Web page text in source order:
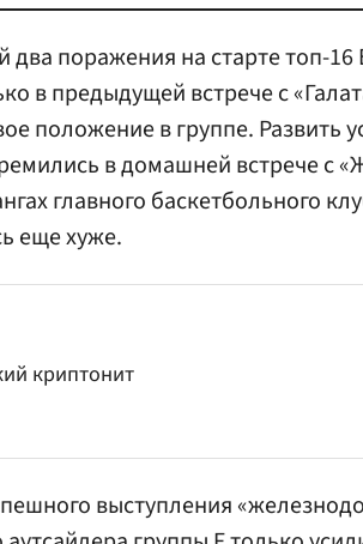
два поражения на старте топ-
в предыдущей встрече с
положение в группе. Развить
в домашней встрече с
главного баскетбольного
еще хуже.
криптонит
выступления